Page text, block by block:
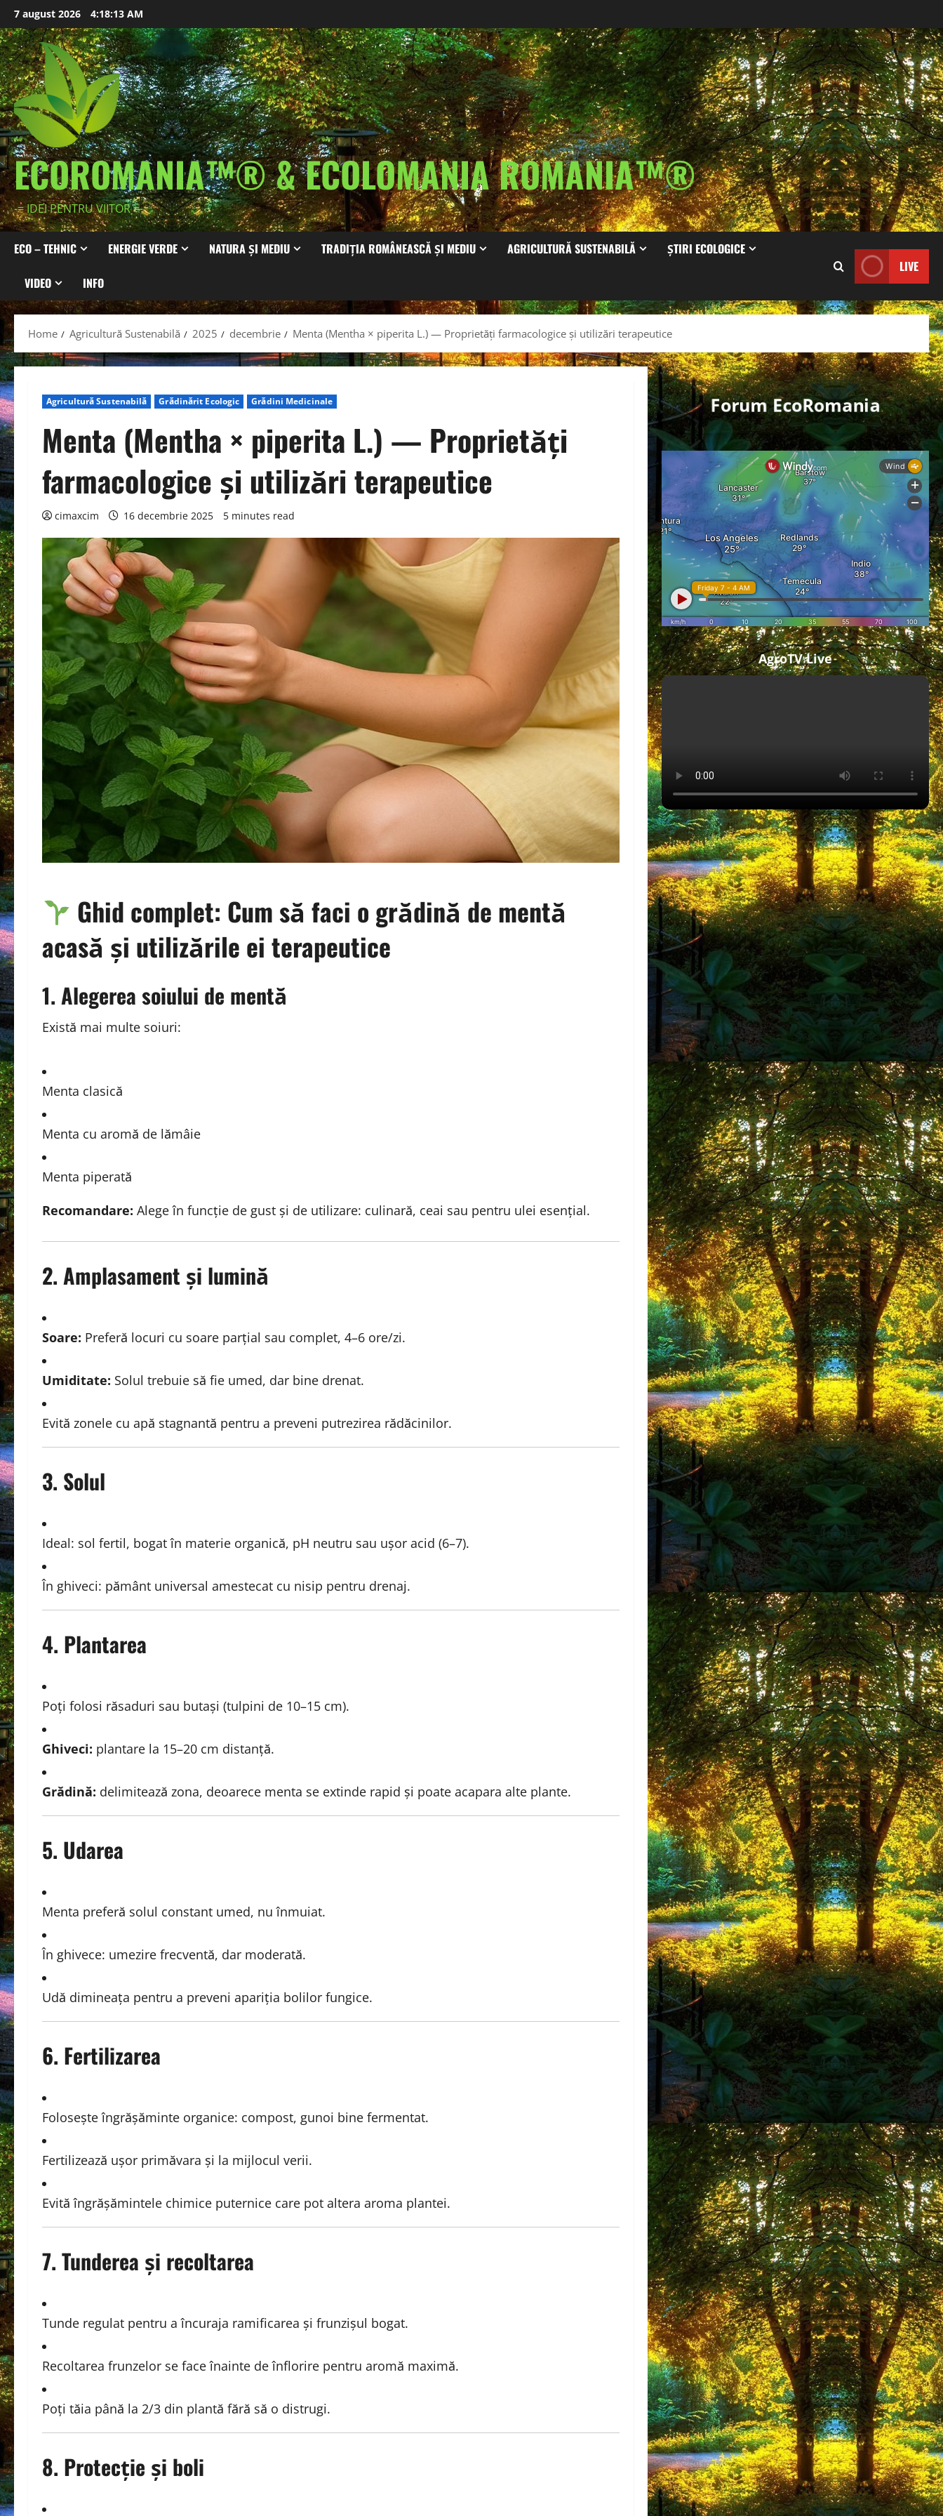
Skip
to
content
7 august 2026 4:18:15 AM
ECOROMANIA™® & ECOLOMANIA ROMANIA™®
-= IDEI PENTRU VIITOR =-
ECO – TEHNIC ENERGIE VERDE NATURA ȘI MEDIU TRADIȚIA ROMÂNEASCĂ ȘI MEDIU AGRICULTURĂ SUSTENABILĂ ȘTIRI ECOLOGICE
VIDEO INFO
LIVE
Home Agricultură Sustenabilă 2025 decembrie Menta (Mentha × piperita L.) — Proprietăți farmacologice și utilizări terapeutice
Agricultură Sustenabilă Grădinărit Ecologic Grădini Medicinale
Menta (Mentha × piperita L.) — Proprietăți
farmacologice și utilizări terapeutice
cimaxcim 16 decembrie 2025 5 minutes read
Ghid complet: Cum să faci o grădină de mentă
acasă și utilizările ei terapeutice
1. Alegerea soiului de mentă
Există mai multe soiuri:
Menta clasică
Menta cu aromă de lămâie
Menta piperată
Recomandare: Alege în funcție de gust și de utilizare: culinară, ceai sau pentru ulei esențial.
2. Amplasament și lumină
Soare: Preferă locuri cu soare parțial sau complet, 4–6 ore/zi.
Umiditate: Solul trebuie să fie umed, dar bine drenat.
Evită zonele cu apă stagnantă pentru a preveni putrezirea rădăcinilor.
3. Solul
Ideal: sol fertil, bogat în materie organică, pH neutru sau ușor acid (6–7).
În ghiveci: pământ universal amestecat cu nisip pentru drenaj.
4. Plantarea
Poți folosi răsaduri sau butași (tulpini de 10–15 cm).
Ghiveci: plantare la 15–20 cm distanță.
Grădină: delimitează zona, deoarece menta se extinde rapid și poate acapara alte plante.
5. Udarea
Menta preferă solul constant umed, nu înmuiat.
În ghivece: umezire frecventă, dar moderată.
Udă dimineața pentru a preveni apariția bolilor fungice.
6. Fertilizarea
Folosește îngrășăminte organice: compost, gunoi bine fermentat.
Fertilizează ușor primăvara și la mijlocul verii.
Evită îngrășămintele chimice puternice care pot altera aroma plantei.
7. Tunderea și recoltarea
Tunde regulat pentru a încuraja ramificarea și frunzișul bogat.
Recoltarea frunzelor se face înainte de înflorire pentru aromă maximă.
Poți tăia până la 2/3 din plantă fără să o distrugi.
8. Protecție și boli
Forum EcoRomania
AgroTV Live